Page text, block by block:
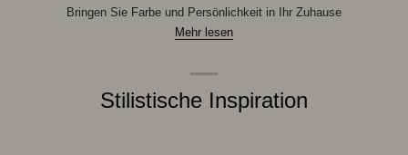
Bringen Sie Farbe und Persönlichkeit in Ihr Zuhause
Mehr lesen
Stilistische Inspiration